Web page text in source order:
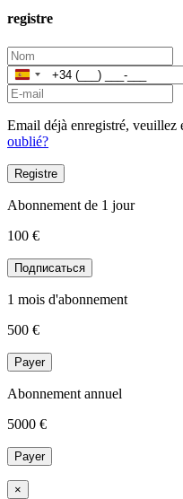
registre
Espagne
+34
Email déjà enregistré, veuillez
oublié?
Registre
Abonnement de 1 jour
100 €
Подписаться
1 mois d'abonnement
500 €
Payer
Abonnement annuel
5000 €
Payer
×